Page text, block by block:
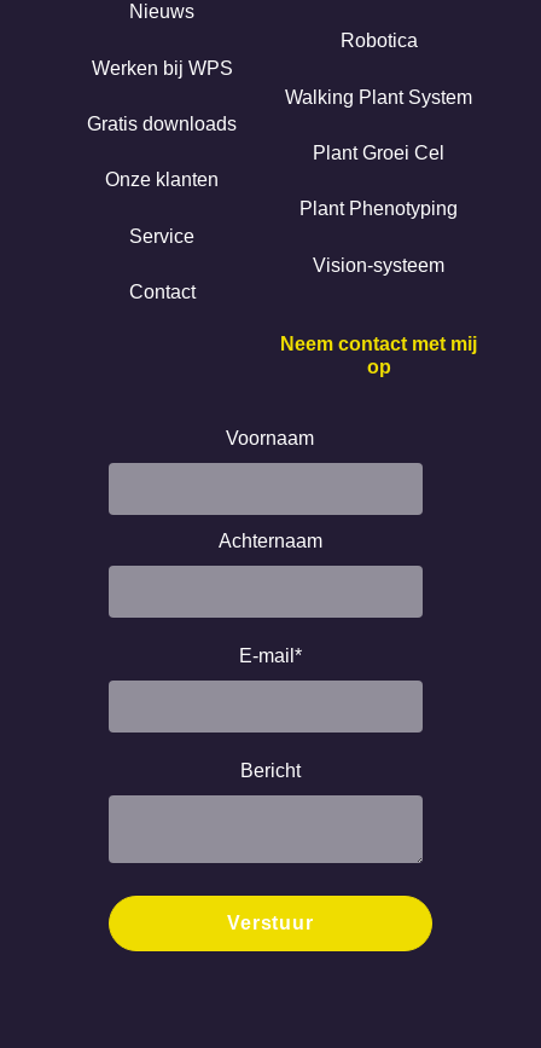
Nieuws
Werken bij WPS
Gratis downloads
Onze klanten
Service
Contact
Robotica
Walking Plant System
Plant Groei Cel
Plant Phenotyping
Vision-systeem
Neem contact met mij
op
Voornaam
Achternaam
E-mail *
Bericht